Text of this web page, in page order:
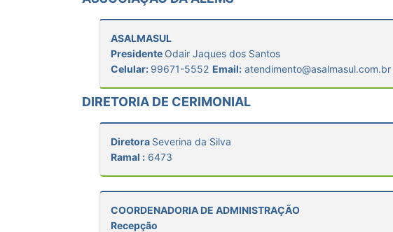
ASALMASUL
Presidente Odair Jaques dos Santos
Celular: 99671-5552 Email: atendimento@asalmasul.com.br
DIRETORIA DE CERIMONIAL
Diretora Severina da Silva
Ramal : 6473
COORDENADORIA DE ADMINISTRAÇÃO
Recepção